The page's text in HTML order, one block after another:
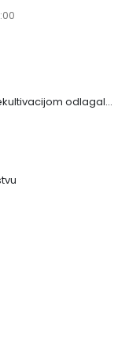
Zaštita životne sredine rekultivacijom odlagališta